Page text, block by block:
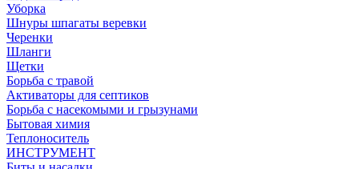
Уборка
Шнуры шпагаты веревки
Черенки
Шланги
Щетки
Борьба с травой
Активаторы для септиков
Борьба с насекомыми и грызунами
Бытовая химия
Теплоноситель
ИНСТРУМЕНТ